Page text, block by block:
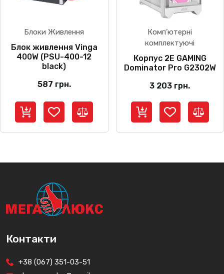
Блоки Живлення
Блок живлення Vinga
400W (PSU-400-12
black)
587 грн.
Комп’ютерні
комплектуючі
Корпус 2E GAMING
Dominator Pro G2302W
3 203 грн.
Контакти
+38 (067) 351-03-51